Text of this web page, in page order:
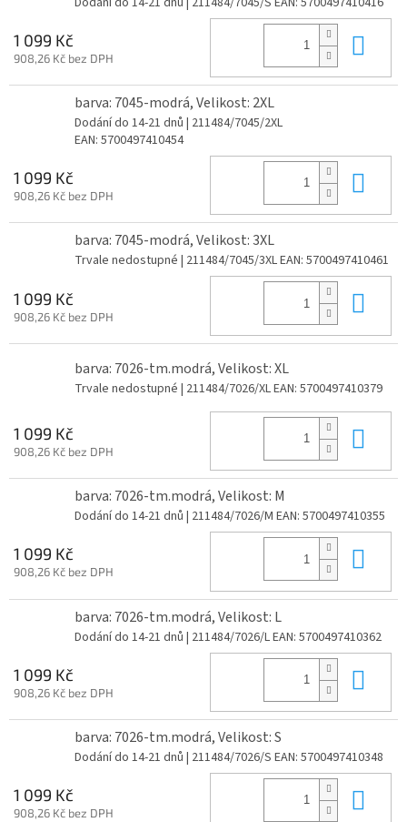
1 099 Kč
908,26 Kč bez DPH
barva: 7045-modrá, Velikost: 2XL
Dodání do 14-21 dnů | 211484/7045/2XL
EAN: 5700497410454
1 099 Kč
908,26 Kč bez DPH
barva: 7045-modrá, Velikost: 3XL
Trvale nedostupné | 211484/7045/3XLEAN: 5700497410461
1 099 Kč
908,26 Kč bez DPH
barva: 7026-tm.modrá, Velikost: XL
Trvale nedostupné | 211484/7026/XLEAN: 5700497410379
1 099 Kč
908,26 Kč bez DPH
barva: 7026-tm.modrá, Velikost: M
Dodání do 14-21 dnů | 211484/7026/M EAN: 5700497410355
1 099 Kč
908,26 Kč bez DPH
barva: 7026-tm.modrá, Velikost: L
Dodání do 14-21 dnů | 211484/7026/LEAN: 5700497410362
1 099 Kč
908,26 Kč bez DPH
barva: 7026-tm.modrá, Velikost: S
Dodání do 14-21 dnů | 211484/7026/S EAN: 5700497410348
1 099 Kč
908,26 Kč bez DPH